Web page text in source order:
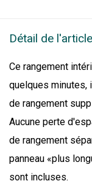
Détail de l'article
Ce rangement
quelques minutes,
de rangement
Aucune perte
de rangement
panneau «plus
sont incluses.